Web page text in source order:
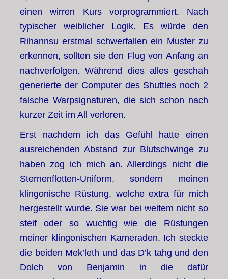
einen wirren Kurs vorprogrammiert. Nach
typischer weiblicher Logik. Es würde den
Rihannsu erstmal schwerfallen ein Muster zu
erkennen, sollten sie den Flug von Anfang an
nachverfolgen. Während dies alles geschah
generierte der Computer des Shuttles noch 2
falsche Warpsignaturen, die sich schon nach
kurzer Zeit im All verloren.
Erst nachdem ich das Gefühl hatte einen
ausreichenden Abstand zur Blutschwinge zu
haben zog ich mich an. Allerdings nicht die
Sternenflotten-Uniform, sondern meinen
klingonische Rüstung, welche extra für mich
hergestellt wurde. Sie war bei weitem nicht so
steif oder so wuchtig wie die Rüstungen
meiner klingonischen Kameraden. Ich steckte
die beiden Mek’leth und das D’k tahg und den
Dolch von Benjamin in die dafür